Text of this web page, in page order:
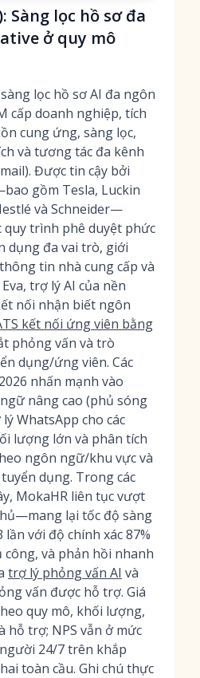
Sàng lọc hồ sơ đa
ở quy mô
lọc hồ sơ AI đa ngôn
cấp doanh nghiệp, tích
cung ứng, sàng lọc,
và tương tác đa kênh
Được tin cậy bởi
gồm Tesla, Luckin
và Schneider—
quy trình phê duyệt phức
dụng đa vai trò, giới
tin nhà cung cấp và
trợ lý AI của nền
nối nhận biết ngôn
kết nối ứng viên bằng
phỏng vấn và trò
dụng/ứng viên. Các
nhấn mạnh vào
nâng cao (phủ sóng
lý WhatsApp cho các
lượng lớn và phân tích
ngôn ngữ/khu vực và
dụng. Trong các
MokaHR liên tục vượt
lại tốc độ sàng
với độ chính xác 87%
và phản hồi nhanh
trợ lý phỏng vấn AI và
vấn được hỗ trợ. Giá
quy mô, khối lượng,
hỗ trợ; NPS vẫn ở mức
24/7 trên khắp
toàn cầu. Ghi chú thực